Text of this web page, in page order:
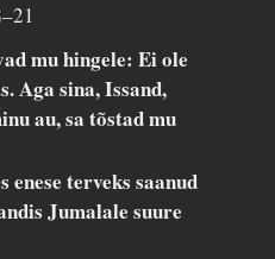
mu hingele: Ei ole
Aga sina, Issand,
au, sa tõstad mu
enese terveks saanud
Jumalale suure